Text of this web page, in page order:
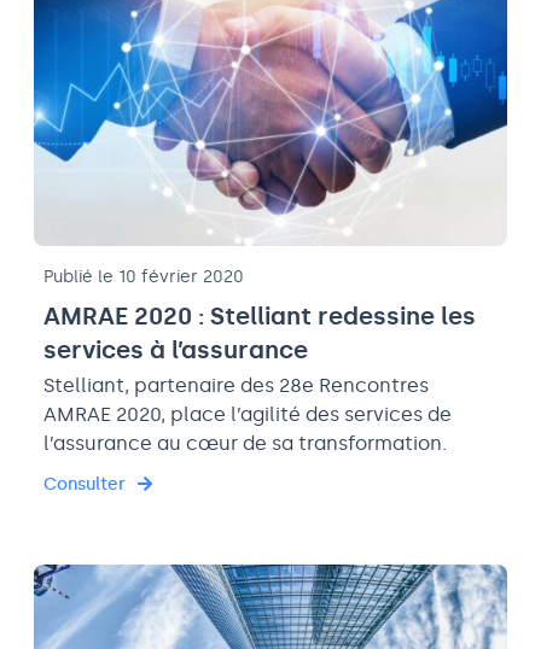
Publié le 10 février 2020
AMRAE 2020 : Stelliant redessine les
services à l’assurance
Stelliant, partenaire des 28e Rencontres
AMRAE 2020, place l’agilité des services de
l’assurance au cœur de sa transformation.
Consulter